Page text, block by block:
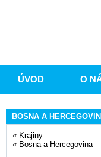
ÚVOD O
BOSNA A
« Krajiny
« Bosna a Hercegovina